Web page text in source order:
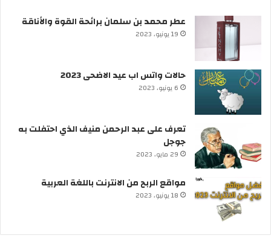
عطر محمد بن سلمان برائحة القوة والأناقة
19 يونيو، 2023
حالات واتس اب عيد الاضحى 2023
6 يونيو، 2023
تعرف على عبد الرحمن منيف الذي احتفلت به
جوجل
29 مايو، 2023
مواقع الربح من الانترنت باللغة العربية
18 يونيو، 2023